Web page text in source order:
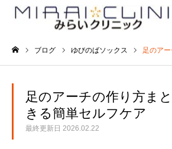
ブログ ゆびのばソックス 足のアーチの作
足のアーチの作り方ま
きる簡単セルフケア
最終更新日 2026.02.22